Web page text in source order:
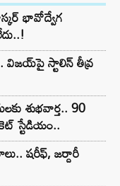
భావోద్వేగ
విజయ్‌పై స్టాలిన్ తీవ్ర
శుభవార్త.. 90
స్టేడియం..
షరీఫ్, జర్దారీ